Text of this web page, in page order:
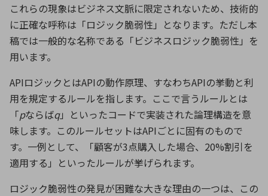
これらの現象はビジネス文脈に限定されないため、技術的
に正確な呼称は「ロジック脆弱性」となります。ただし本
稿では一般的な名称である「ビジネスロジック脆弱性」を
用います。
APIロジックとはAPIの動作原理、すなわちAPIの挙動と利
用を規定するルールを指します。ここで言うルールとは
「pならばq」といったコードで実装された論理構造を意
味します。このルールセットはAPI ごとに固有のもので
す。一例として、「顧客が3点購入した場合、 20%割引を
適用する」といったルールが挙げられます。
ロジック脆弱性の発見が困難な大きな理由の一つは、この